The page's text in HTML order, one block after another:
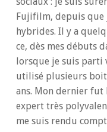
Fujifilm, depuis que
hybrides. Il y a
ce, dès mes débuts
lorsque je suis parti
utilisé plusieurs
ans. Mon dernier fut
expert très
me suis rendu